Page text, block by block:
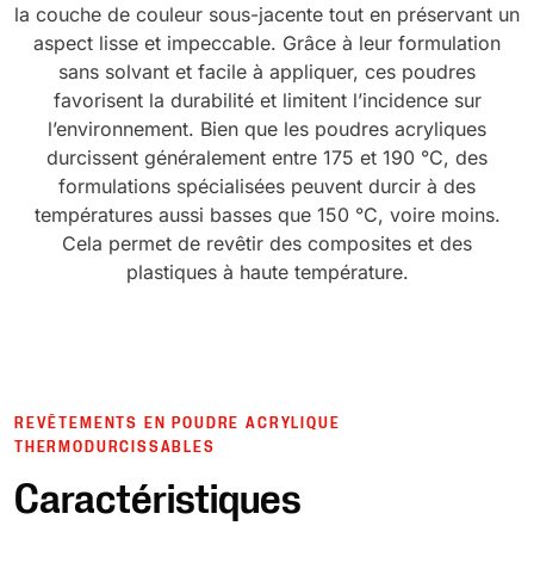
la couche de couleur sous-jacente tout en préservant un
aspect lisse et impeccable. Grâce à leur formulation
sans solvant et facile à appliquer, ces poudres
favorisent la durabilité et limitent l’incidence sur
l’environnement. Bien que les poudres acryliques
durcissent généralement entre 175 et 190 °C, des
formulations spécialisées peuvent durcir à des
températures aussi basses que 150 °C, voire moins.
Cela permet de revêtir des composites et des
plastiques à haute température.
REVÊTEMENTS EN POUDRE ACRYLIQUE
THERMODURCISSABLES
Caractéristiques